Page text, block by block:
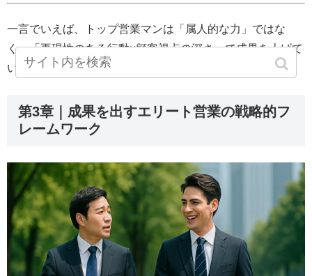
一言でいえば、トップ営業マンは「属人的な力」ではな
く、「再現性のある行動×顧客視点の深さ」で成果を上げて
いるのです。
第3章｜成果を出すエリート営業の戦略的フ
レームワーク